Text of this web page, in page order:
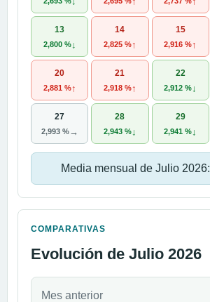
13
2,800 %↓
14
2,825 %↑
15
2,916 %↑
20
2,881 %↑
21
2,918 %↑
22
2,912 % ↓
27
2,993 %→
28
2,943 %↓
29
2,941 % ↓
Media mensual de Julio 2026:
COMPARATIVAS
Evolución de Julio 2026
Mes anterior